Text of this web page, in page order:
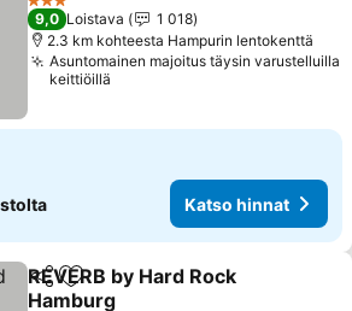
Katso hinnat
3 Tähtiluokitus
9,0 Loistava
1 018
2.3 km kohteesta Hampurin lentokenttä
Asuntomainen majoitus täysin varustelluilla
keittiöillä
Katso hinnat
Jaa Lisää suosikkeihin
REVERB by Hard Rock
Hamburg